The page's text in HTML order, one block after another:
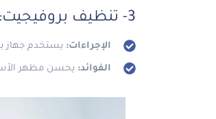
3- تنظيف بروفيجيت:
الإجراءات: يستخدم جهاز
الفوائد: يحسن مظهر